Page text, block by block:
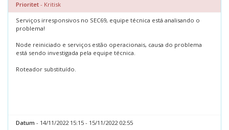
Prioritet - Kritisk
Serviços irresponsivos no SEC69, equipe técnica está analisando o
problema!
Node reiniciado e serviços estão operacionais, causa do problema
está sendo investigada pela equipe técnica.
Roteador substituído.
Datum - 14/11/2022 15:15 - 15/11/2022 02:55